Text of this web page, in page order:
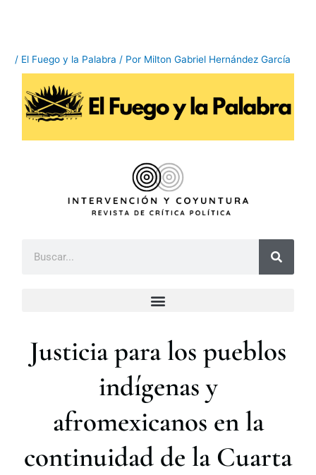
/ El Fuego y la Palabra / Por Milton Gabriel Hernández García
Justicia para los pueblos
indígenas y
afromexicanos en la
continuidad de la Cuarta